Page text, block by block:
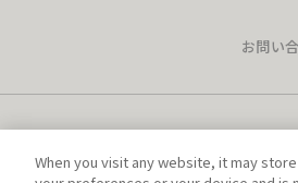
お問い
When you visit any website, it may